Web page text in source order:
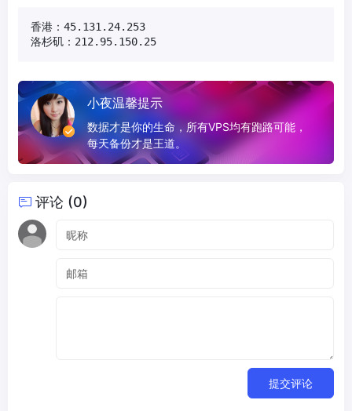
香港：45.131.24.253
洛杉矶：212.95.150.25
小夜温馨提示
数据才是你的生命，所有VPS均有跑路可能，
每天备份才是王道。
评论 (0)
提交评论